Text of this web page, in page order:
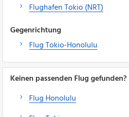
Flughafen Tokio (NRT)
Gegenrichtung
Flug Tokio-Honolulu
Keinen passenden Flug gefunden?
Flug Honolulu